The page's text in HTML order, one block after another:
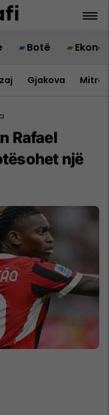
Botë
Gjakova
Rafael
një